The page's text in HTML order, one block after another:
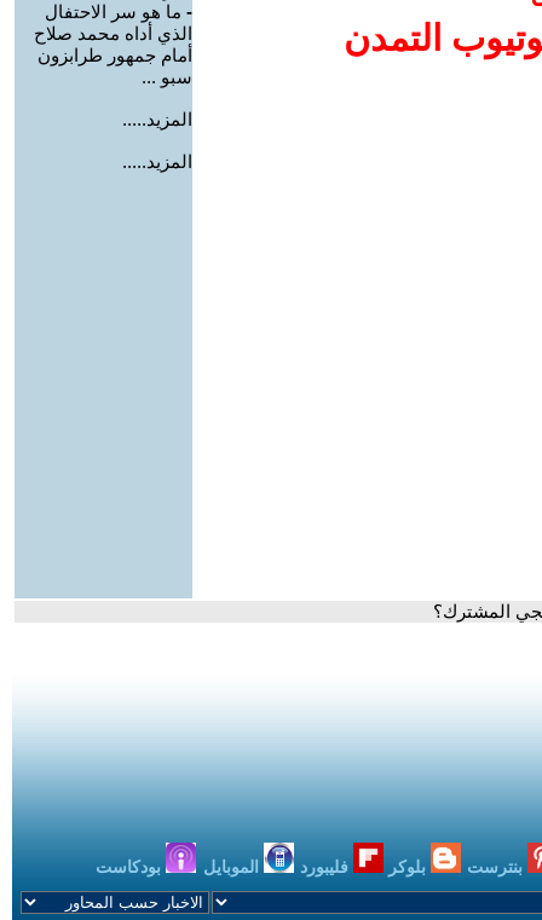
التمدن
- ما هو سر الاحتفال
الذي أداه محمد صلاح
أمام جمهور طرابزون
سبو ...
المزيد.....
المزيد.....
المشترك؟
بنترست بلوكر فليبورد الموبايل بودكاست